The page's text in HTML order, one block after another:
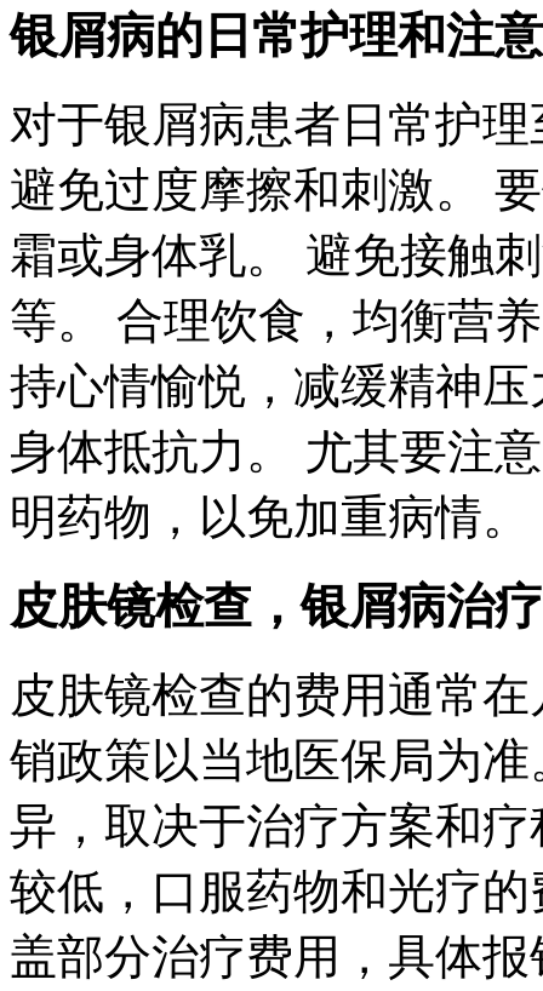
银屑病的日常护理和注
对于银屑病患者日常护
避免过度摩擦和刺激。
霜或身体乳。 避免接触
等。 合理饮食，均衡营
持心情愉悦，减缓精神
身体抵抗力。 尤其要注
明药物，以免加重病情。
皮肤镜检查，银屑病治
皮肤镜检查的费用通常
销政策以当地医保局为
异，取决于治疗方案和
较低，口服药物和光疗
盖部分治疗费用，具体